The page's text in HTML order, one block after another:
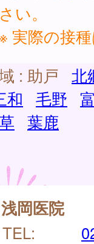
さい。
※ 実際の接
: 助戸 北
和
毛野
葉鹿
浅岡医院
TEL: